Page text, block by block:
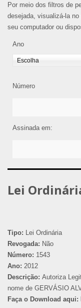
Por meio dos filtros de
desejada, visualizá-la
seu computador ou
Ano
Número
Assinada em:
Lei
Tipo: Lei Ordinária
Revogada: Não
Número: 1543
Ano: 2012
Descrição: Autoriza
nome de GERVÁSIO
Faça o Download aqui: